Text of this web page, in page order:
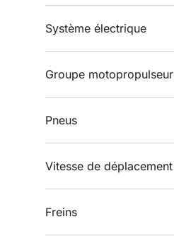
Système électrique
Groupe motopropulseur
Pneus
Vitesse de déplacement
Freins